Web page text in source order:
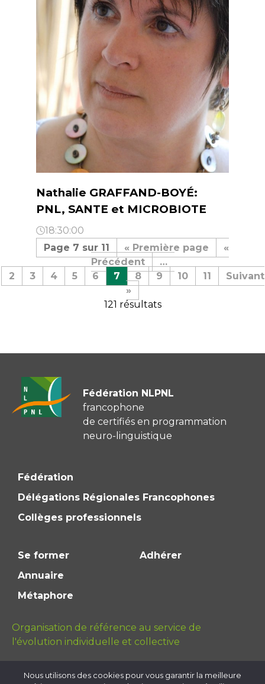
Nathalie GRAFFAND-BOYÉ:
PNL, SANTE et MICROBIOTE
18:30:00
Page 7 sur 11
« Première page
«
Précédent
…
2
3 4 5 6 7 8 9 10 11
Suivant
»
121 résultats
Fédération NLPNL
francophone
de certifiés en programmation
neuro-linguistique
Fédération
Délégations Régionales Francophones
Collèges professionnels
Se former
Annuaire
Métaphore
Adhérer
Organisation de référence au service de
l'évolution individuelle et collective
Mentions légales
Nous utilisons des cookies pour vous garantir la meilleure